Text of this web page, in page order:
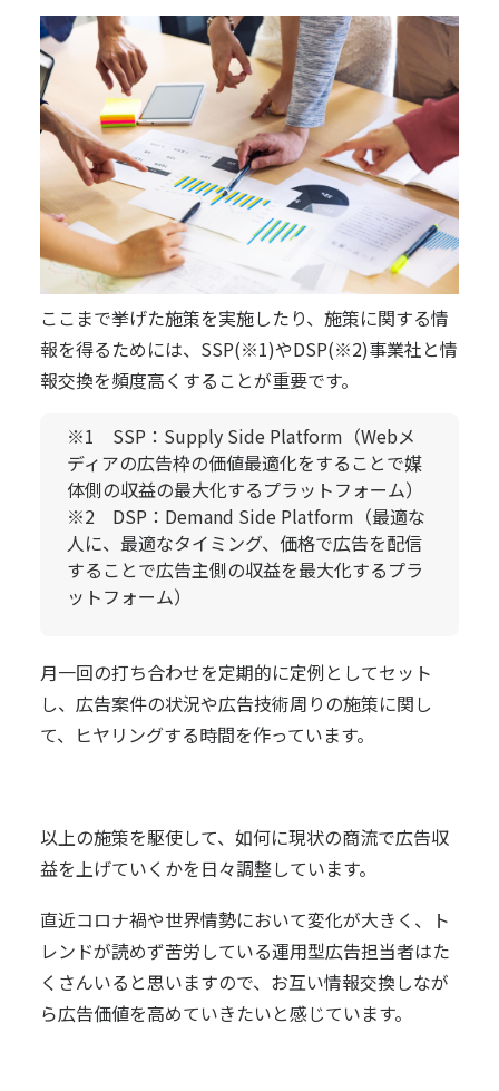
ここまで挙げた施策を実施したり、施策に関する情
報を得るためには、SSP(※1)やDSP(※2)事業社と情
報交換を頻度高くすることが重要です。
※1 SSP：Supply Side Platform（Webメ
ディアの広告枠の価値最適化をすることで媒
体側の収益の最大化するプラットフォーム）
※2 DSP：Demand Side Platform（最適な
人に、最適なタイミング、価格で広告を配信
することで広告主側の収益を最大化するプラ
ットフォーム）
月一回の打ち合わせを定期的に定例としてセット
し、広告案件の状況や広告技術周りの施策に関し
て、ヒヤリングする時間を作っています。
以上の施策を駆使して、如何に現状の商流で広告収
益を上げていくかを日々調整しています。
直近コロナ禍や世界情勢において変化が大きく、ト
レンドが読めず苦労している運用型広告担当者はた
くさんいると思いますので、お互い情報交換しなが
ら広告価値を高めていきたいと感じています。